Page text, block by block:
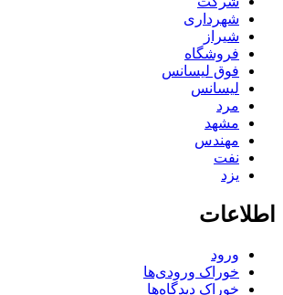
شهرداری
شیراز
فروشگاه
فوق لیسانس
لیسانس
مرد
مشهد
مهندس
نفت
یزد
اطلاعات
ورود
خوراک ورودی‌ها
خوراک دیدگاه‌ها